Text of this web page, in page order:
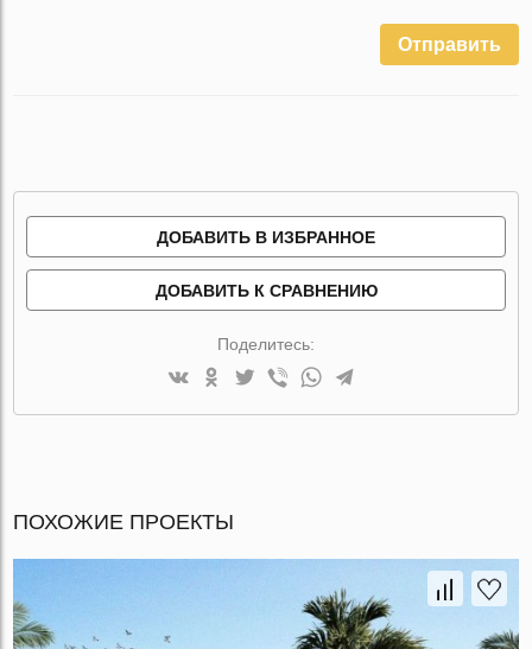
Отправить
ДОБАВИТЬ В ИЗБРАННОЕ
ДОБАВИТЬ К СРАВНЕНИЮ
Поделитесь:
ПОХОЖИЕ ПРОЕКТЫ